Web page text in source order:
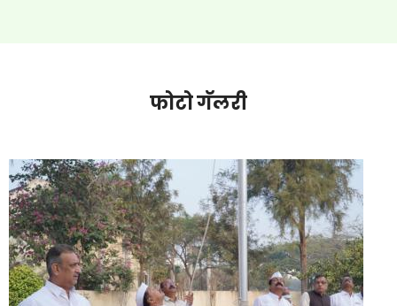
फोटो गॅलरी